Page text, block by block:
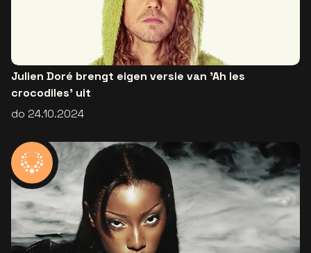
Julien Doré brengt eigen versie van 'Ah les
crocodiles' uit
do 24.10.2024